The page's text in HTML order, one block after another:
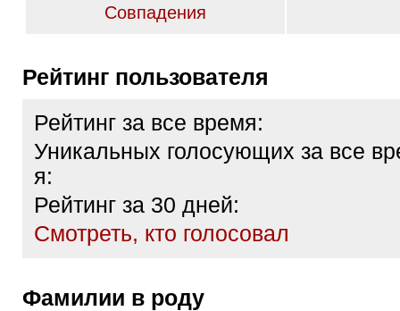
Совпадения
Рейтинг пользователя
Рейтинг за все время:
Уникальных голосующих за все
я:
Рейтинг за 30 дней:
Cмотреть, кто голосовал
Фамилии в роду